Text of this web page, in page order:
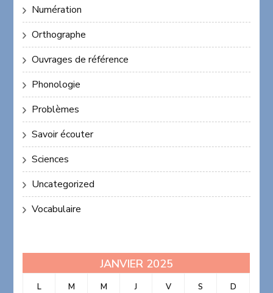
Numération
Orthographe
Ouvrages de référence
Phonologie
Problèmes
Savoir écouter
Sciences
Uncategorized
Vocabulaire
JANVIER 2025
L M M J V S D